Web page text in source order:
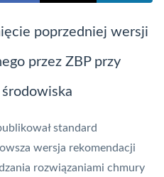
poprzedniej wersji
przez ZBPprzy
standard
wersja rekomendacji
rozwiązaniami chmury